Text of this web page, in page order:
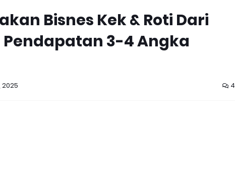
Bisnes Kek & Roti Dari
Pendapatan 3-4 Angka
2025 4